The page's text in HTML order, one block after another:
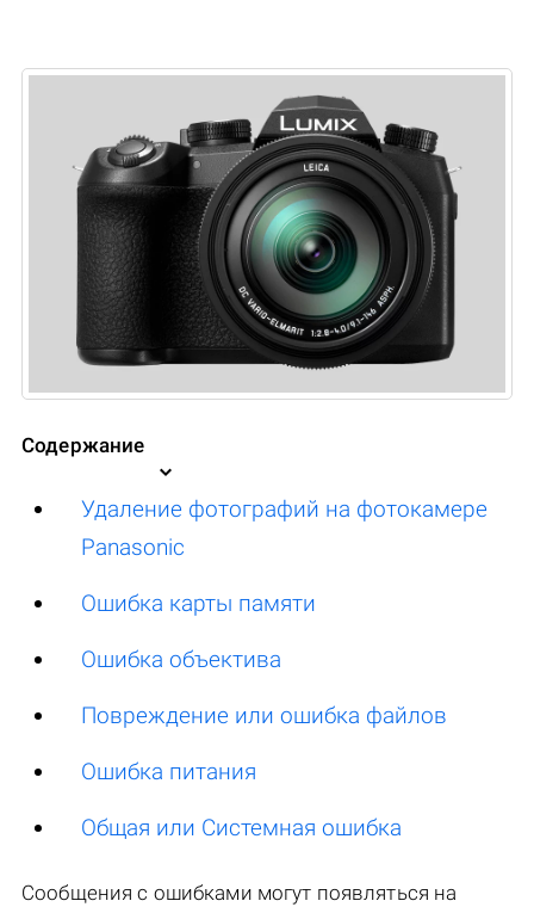
Содержание
Удаление фотографий на фотокамере
Panasonic
Ошибка карты памяти
Ошибка объектива
Повреждение или ошибка файлов
Ошибка питания
Общая или Системная ошибка
Сообщения с ошибками могут появляться на